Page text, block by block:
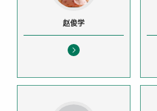
赵俊学